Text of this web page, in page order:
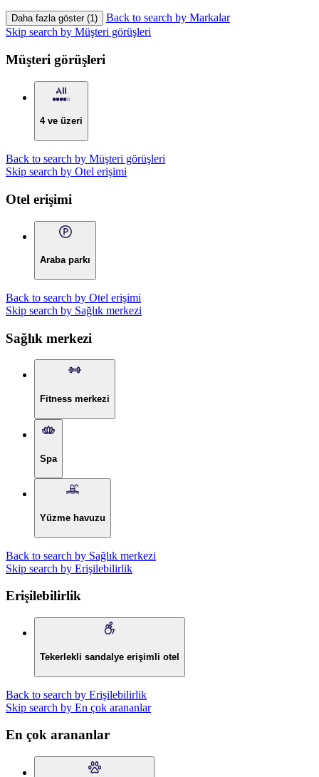
Daha fazla göster (1)
Back to search by Markalar
Skip search by Müşteri görüşleri
Müşteri görüşleri
4 ve üzeri
Back to search by Müşteri görüşleri
Skip search by Otel erişimi
Otel erişimi
Araba parkı
Back to search by Otel erişimi
Skip search by Sağlık merkezi
Sağlık merkezi
Fitness merkezi
Spa
Yüzme havuzu
Back to search by Sağlık merkezi
Skip search by Erişilebilirlik
Erişilebilirlik
Tekerlekli sandalye erişimli otel
Back to search by Erişilebilirlik
Skip search by En çok arananlar
En çok arananlar